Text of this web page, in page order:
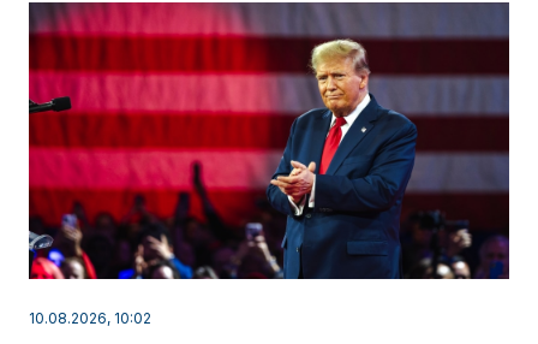
10.08.2026, 10:02